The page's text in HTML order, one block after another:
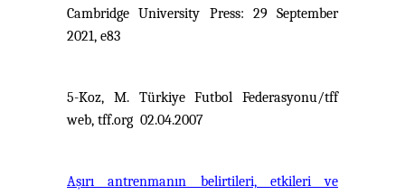
Cambridge University Press: 29 September
2021, e83
5-Koz, M. Türkiye Futbol Federasyonu/tff
web, tff.org 02.04.2007
Aşırı antrenmanın belirtileri, etkileri ve